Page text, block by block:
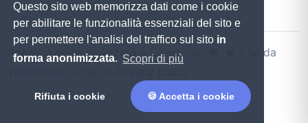
Questo sito web memorizza dati come i cookie
per abilitare le funzionalità essenziali del sito e
per permettere l'analisi del traffico sul sito in
forma anonimizzata. Scopri di più
Rifiuta i cookie 🍪 Accetta i cookie
Bnews è stato realizzato a Como con ♥️, 🧠 e 💻 da